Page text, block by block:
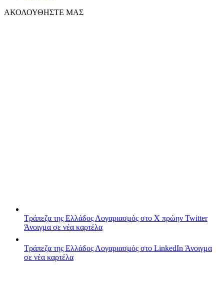
ΑΚΟΛΟΥΘΗΣΤΕ ΜΑΣ
Τράπεζα της Ελλάδος Λογαριασμός στο X πρώην Twitter
Άνοιγμα σε νέα καρτέλα
Τράπεζα της Ελλάδος Λογαριασμός στο LinkedIn Άνοιγμα
σε νέα καρτέλα